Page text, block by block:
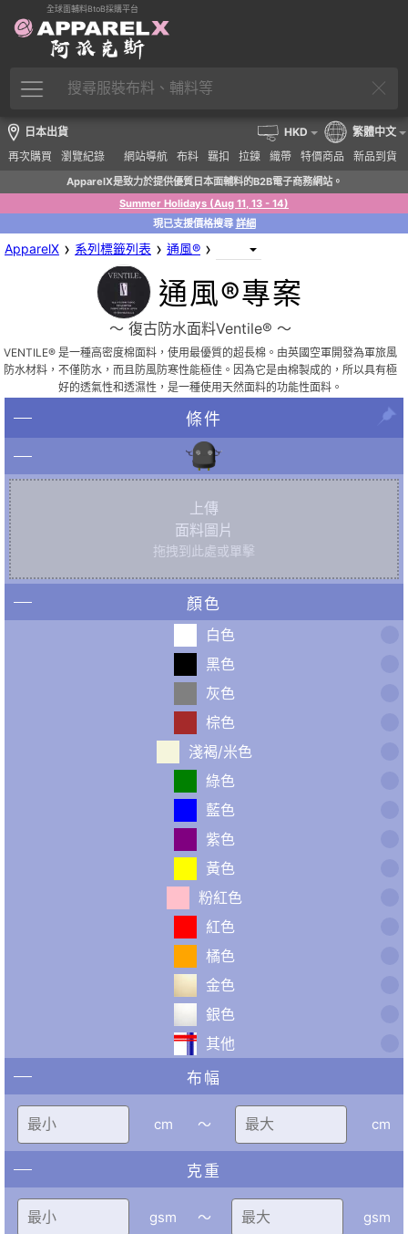
全球面輔料BtoB採購平台
日本出貨
再次購買
瀏覽紀錄 網站導航 布料 羈扣 拉鍊 織帶 特價商品 新品到貨
HKD 繁體中文
ApparelX是致力於提供優質日本面輔料的B2B電子商務網站。
Summer Holidays (Aug 11, 13 - 14)
現已支援價格搜尋 詳細
ApparelX › 系列標籤列表 › 通風® ›
通風®專案
〜 復古防水面料Ventile® 〜
VENTILE® 是一種高密度棉面料，使用最優質的超長棉。由英國空軍開發為軍旅風
防水材料，不僅防水，而且防風防寒性能極佳。因為它是由棉製成的，所以具有極
好的透氣性和透濕性，是一種使用天然面料的功能性面料。
條件
上傳
面料圖片
拖拽到此處或單擊
顏色
白色
黑色
灰色
棕色
淺褐/米色
綠色
藍色
紫色
黃色
粉紅色
紅色
橘色
金色
銀色
其他
布幅
cm 〜 cm
克重
gsm 〜 gsm